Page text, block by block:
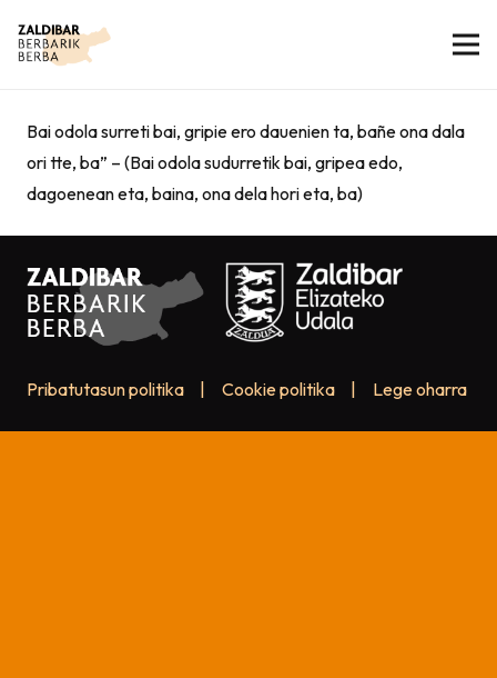
Bai odola surreti bai, gripie ero dauenien ta, bañe ona dala
ori tte, ba” – (Bai odola sudurretik bai, gripea edo,
dagoenean eta, baina, ona dela hori eta, ba)
Pribatutasun politika Cookie politika Lege oharra